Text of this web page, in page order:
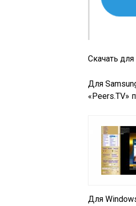
Скачать
Для
«Peers.TV»
Для